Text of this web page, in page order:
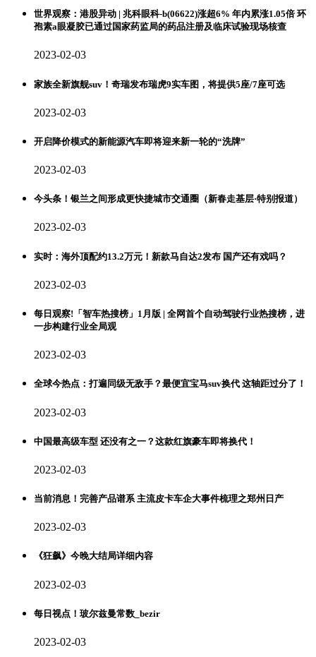
世界观察：港股异动 | 兆科眼科-b(06622)涨超6% 年内累涨1.05倍 环
孢素a眼凝胶已通过国家药监局的药品注册及临床试验现场核查
2023-02-03
家族全新旗舰suv！奇瑞发布瑞虎9实车图，将提供5座/7座可选
2023-02-03
开启降价模式的新能源汽车即将迎来新一轮的“洗牌”
2023-02-03
今头条！银兰之间形成更快捷城市交通圈（新春走基层·特别报道）
2023-02-03
实时：海外顶配约13.2万元！新款马自达2发布 国产还有戏吗？
2023-02-03
每日观察!「智车热搜榜」1月版 | 全网首个自动驾驶行业热搜榜，进
一步构建行业全局观
2023-02-03
全球今热点：打遍同级无敌手？最便宜宝马suv换代 这轴距过分了！
2023-02-03
中国最高级车型 还没有之一？这款红旗豪车即将换代！
2023-02-03
当前消息！完善产品谱系 主流皮卡车企大事件梳理之郑州日产
2023-02-03
《狂飙》今晚大结局详细内容
2023-02-03
每日视点！玻尔兹曼常数_bezir
2023-02-03